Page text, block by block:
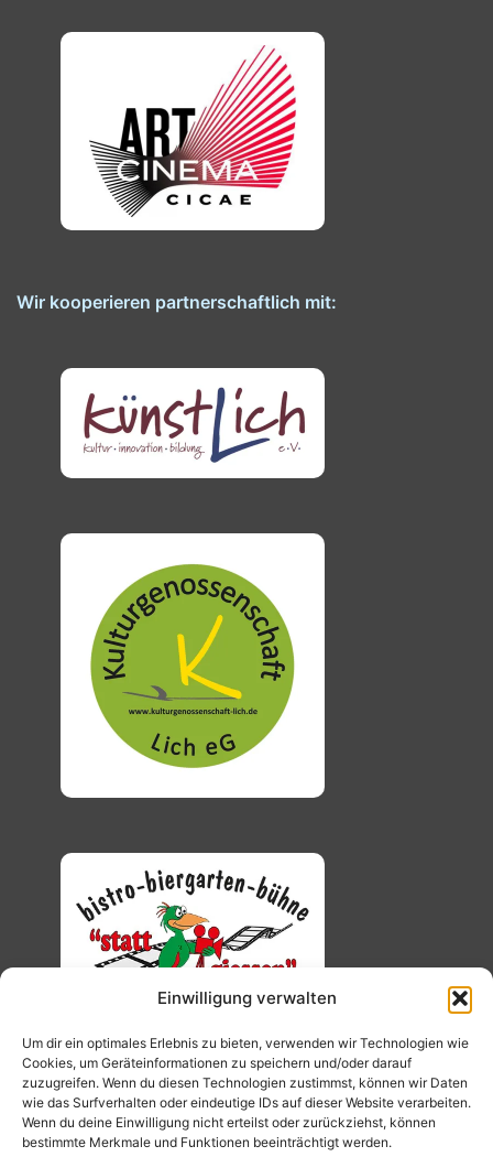
Einwilligung verwalten
Um dir ein optimales Erlebnis zu bieten, verwenden wir Technologien wie
Cookies, um Geräteinformationen zu speichern und/oder darauf
zuzugreifen. Wenn du diesen Technologien zustimmst, können wir Daten
wie das Surfverhalten oder eindeutige IDs auf dieser Website verarbeiten.
Wenn du deine Einwilligung nicht erteilst oder zurückziehst, können
bestimmte Merkmale und Funktionen beeinträchtigt werden.
Wir kooperieren partnerschaftlich mit: